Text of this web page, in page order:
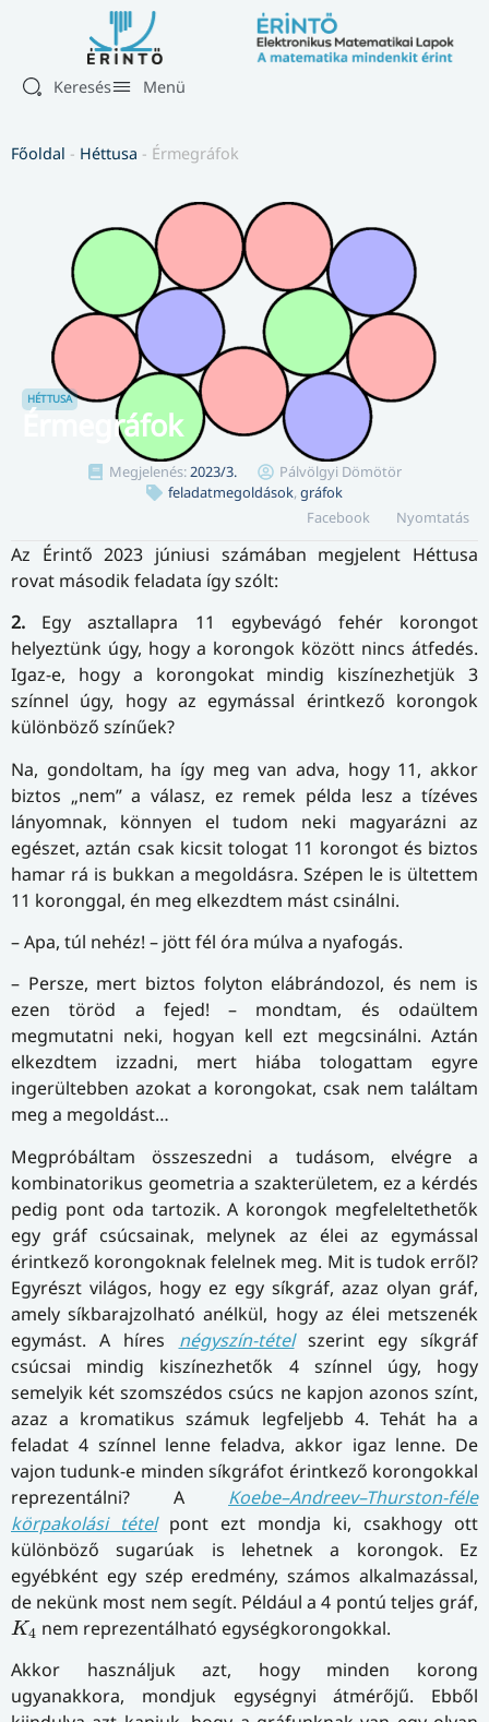
Keresés Menü
Főoldal - Héttusa - Érmegráfok
HÉTTUSA
Érmegráfok
Megjelenés:2023/3.
Pálvölgyi Dömötör
feladatmegoldások, gráfok
Facebook
Nyomtatás
Az Érintő 2023 júniusi számában megjelent Héttusa
rovat második feladata így szólt:
2. Egy asztallapra 11 egybevágó fehér korongot
helyeztünk úgy, hogy a korongok között nincs átfedés.
Igaz-e, hogy a korongokat mindig kiszínezhetjük 3
színnel úgy, hogy az egymással érintkező korongok
különböző színűek?
Na, gondoltam, ha így meg van adva, hogy 11, akkor
biztos „nem” a válasz, ez remek példa lesz a tízéves
lányomnak, könnyen el tudom neki magyarázni az
egészet, aztán csak kicsit tologat 11 korongot és biztos
hamar rá is bukkan a megoldásra. Szépen le is ültettem
11 koronggal, én meg elkezdtem mást csinálni.
– Apa, túl nehéz! – jött fél óra múlva a nyafogás.
– Persze, mert biztos folyton elábrándozol, és nem is
ezen töröd a fejed! – mondtam, és odaültem
megmutatni neki, hogyan kell ezt megcsinálni. Aztán
elkezdtem izzadni, mert hiába tologattam egyre
ingerültebben azokat a korongokat, csak nem találtam
meg a megoldást…
Megpróbáltam összeszedni a tudásom, elvégre a
kombinatorikus geometria a szakterületem, ez a kérdés
pedig pont oda tartozik. A korongok megfeleltethetők
egy gráf csúcsainak, melynek az élei az egymással
érintkező korongoknak felelnek meg. Mit is tudok erről?
Egyrészt világos, hogy ez egy síkgráf, azaz olyan gráf,
amely síkbarajzolható anélkül, hogy az élei metszenék
egymást. A híres négyszín-tételszerint egy síkgráf
csúcsai mindig kiszínezhetők 4 színnel úgy, hogy
semelyik két szomszédos csúcs ne kapjon azonos színt,
azaz a kromatikus számuk legfeljebb 4. Tehát ha a
feladat 4 színnel lenne feladva, akkor igaz lenne. De
vajon tudunk-e minden síkgráfot érintkező korongokkal
reprezentálni? A Koebe–Andreev–Thurston-féle
körpakolási tételpont ezt mondja ki, csakhogy ott
különböző sugarúak is lehetnek a korongok. Ez
egyébként egy szép eredmény, számos alkalmazással,
de nekünk most nem segít. Például a 4 pontú teljes gráf,
K4
K4 nem reprezentálható egységkorongokkal.
Akkor használjuk azt, hogy minden korong
ugyanakkora, mondjuk egységnyi átmérőjű. Ebből